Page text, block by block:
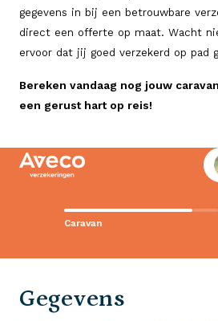
gegevens in bij een betrouwbare
direct een offerte op maat. Wacht
ervoor dat jij goed verzekerd op pad
Bereken vandaag nog jouw
een gerust hart op reis!
Caravan
Gegevens
Contact met Aveco?
Wij staan voor je klaar!